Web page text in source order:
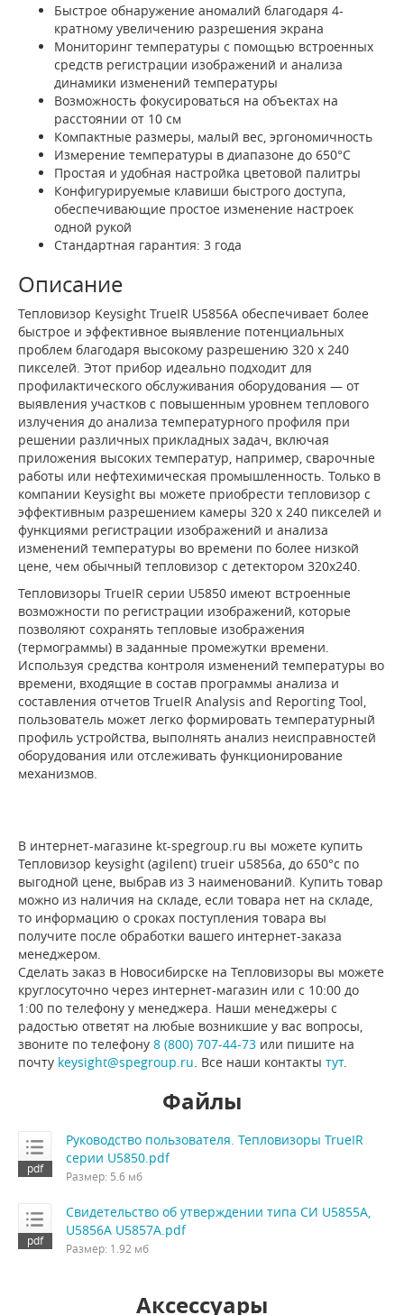
Быстрое обнаружение аномалий благодаря 4-
кратному увеличению разрешения экрана
Мониторинг температуры с помощью встроенных
средств регистрации изображений и анализа
динамики изменений температуры
Возможность фокусироваться на объектах на
расстоянии от 10 см
Компактные размеры, малый вес, эргономичность
Измерение температуры в диапазоне до 650°C
Простая и удобная настройка цветовой палитры
Конфигурируемые клавиши быстрого доступа,
обеспечивающие простое изменение настроек
одной рукой
Стандартная гарантия: 3 года
Описание
Тепловизор Keysight TrueIR U5856A обеспечивает более
быстрое и эффективное выявление потенциальных
проблем благодаря высокому разрешению 320 x 240
пикселей. Этот прибор идеально подходит для
профилактического обслуживания оборудования — от
выявления участков с повышенным уровнем теплового
излучения до анализа температурного профиля при
решении различных прикладных задач, включая
приложения высоких температур, например, сварочные
работы или нефтехимическая промышленность. Только в
компании Keysight вы можете приобрести тепловизор с
эффективным разрешением камеры 320 x 240 пикселей и
функциями регистрации изображений и анализа
изменений температуры во времени по более низкой
цене, чем обычный тепловизор с детектором 320x240.
Тепловизоры TrueIR серии U5850 имеют встроенные
возможности по регистрации изображений, которые
позволяют сохранять тепловые изображения
(термограммы) в заданные промежутки времени.
Используя средства контроля изменений температуры во
времени, входящие в состав программы анализа и
составления отчетов TrueIR Analysis and Reporting Tool,
пользователь может легко формировать температурный
профиль устройства, выполнять анализ неисправностей
оборудования или отслеживать функционирование
механизмов.
В интернет-магазине kt-spegroup.ru вы можете купить
Тепловизор keysight (agilent) trueir u5856a, до 650°c по
выгодной цене, выбрав из 3 наименований. Купить товар
можно из наличия на складе, если товара нет на складе,
то информацию о сроках поступления товара вы
получите после обработки вашего интернет-заказа
менеджером.
Сделать заказ в Новосибирске на Тепловизоры вы можете
круглосуточно через интернет-магазин или с 10:00 до
1:00 по телефону у менеджера. Наши менеджеры с
радостью ответят на любые возникшие у вас вопросы,
звоните по телефону 8 (800) 707-44-73 или пишите на
почту keysight@spegroup.ru . Все наши контакты тут.
Файлы
Руководство пользователя. Тепловизоры TrueIR
серии U5850.pdf
Размер: 5.6 мб
Свидетельство об утверждении типа СИ U5855A,
U5856A U5857A.pdf
Размер: 1.92 мб
Аксессуары